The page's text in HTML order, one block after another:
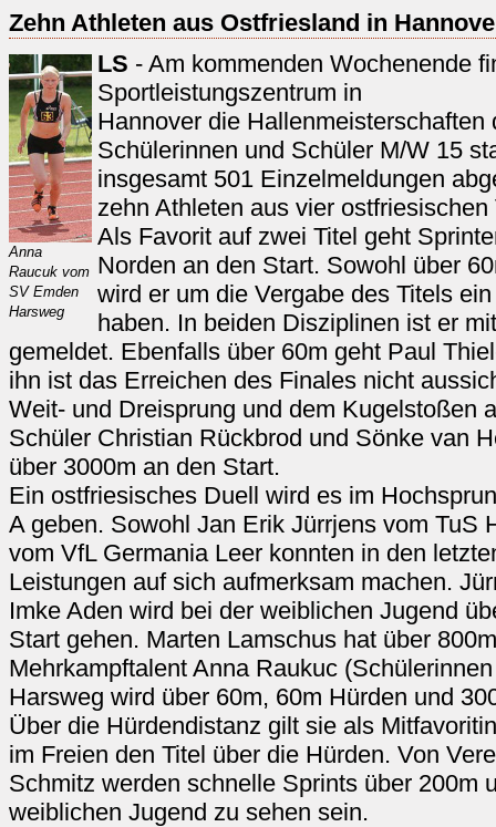
Zehn Athleten aus Ostfriesland in
Anna
Raucuk vom
SV Emden
Harsweg
LS - Am kommenden Wochenende
Sportleistungszentrum in
Hannover die Hallenmeisterschaften
Schülerinnen und Schüler M/W 15
insgesamt 501 Einzelmeldungen
zehn Athleten aus vier ostfriesischen
Als Favorit auf zwei Titel geht
Norden an den Start. Sowohl über
wird er um die Vergabe des Titels
haben. In beiden Disziplinen ist er
gemeldet. Ebenfalls über 60m geht Paul
ihn ist das Erreichen des Finales nicht
Weit- und Dreisprung und dem Kugelstoßen
Schüler Christian Rückbrod und Sönke van
über 3000m an den Start.
Ein ostfriesisches Duell wird es im
A geben. Sowohl Jan Erik Jürrjens vom TuS
vom VfL Germania Leer konnten in den
Leistungen auf sich aufmerksam machen.
Imke Aden wird bei der weiblichen Jugend
Start gehen. Marten Lamschus hat über
Mehrkampftalent Anna Raukuc
Harsweg wird über 60m, 60m Hürden und
Über die Hürdendistanz gilt sie als
im Freien den Titel über die Hürden. Von
Schmitz werden schnelle Sprints über 200m
weiblichen Jugend zu sehen sein.